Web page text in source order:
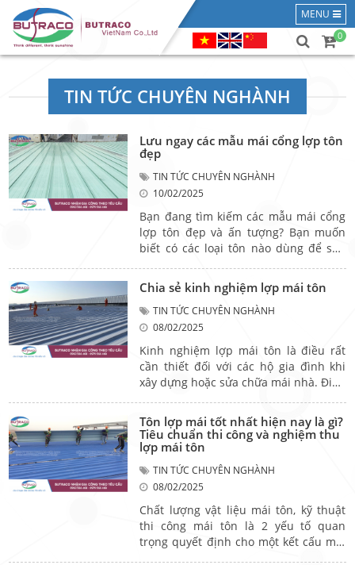
MENU
0
TIN TỨC CHUYÊN NGHÀNH
Lưu ngay các mẫu mái cổng lợp tôn
đẹp
TIN TỨC CHUYÊN NGHÀNH
10/02/2025
Bạn đang tìm kiếm các mẫu mái cổng
lợp tôn đẹp và ấn tượng? Bạn muốn
biết có các loại tôn nào dùng để sản
tôn đó như thế nào ? Nên lựa chọn
loại tôn nào để phù hợp nhất? Hôm
nay, Butraco sẽ giúp bạn giải quyết
mọi vấn đề thắc mắc về mái cổng lợp
tôn để thi công được mái cổng ưng ý
nhất.
Chia sẻ kinh nghiệm lợp mái tôn
TIN TỨC CHUYÊN NGHÀNH
08/02/2025
Kinh nghiệm lợp mái tôn là điều rất
cần thiết đối với các hộ gia đình khi
xây dựng hoặc sửa chữa mái nhà. Điều
trình, có mức giá thi công hợp lý, phù
hợp với đa số các công trình hiện nay.
Để tăng cường kiến thức về lợp mái
tôn, hãy cùng Butraco khám phá
những kinh nghiệm qua bài viết dưới
đây.
Tôn lợp mái tốt nhất hiện nay là gì?
Tiêu chuẩn thi công và nghiệm thu
lợp mái tôn
TIN TỨC CHUYÊN NGHÀNH
08/02/2025
Chất lượng vật liệu mái tôn, kỹ thuật
thi công mái tôn là 2 yếu tố quan
trọng quyết định cho một kết cấu mái